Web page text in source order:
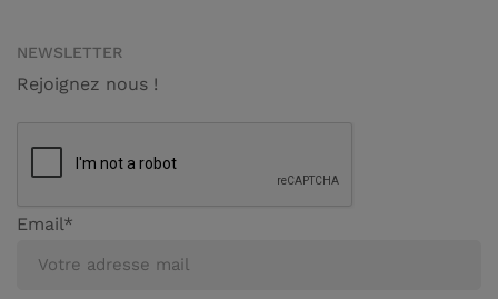
NEWSLETTER
Rejoignez nous !
Email*